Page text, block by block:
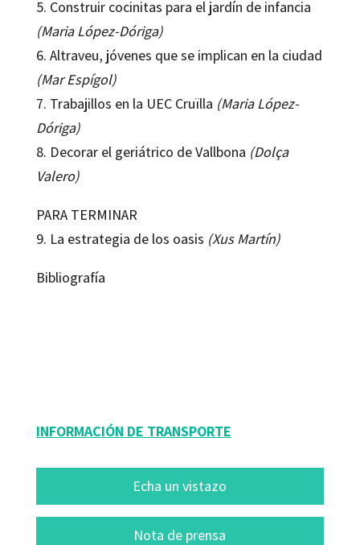
5. Construir cocinitas para el jardín de infancia
(Maria López-Dóriga)
6. Altraveu, jóvenes que se implican en la ciudad
(Mar Espígol)
7. Trabajillos en la UEC Cruïlla (Maria López-
Dóriga)
8. Decorar el geriátrico de Vallbona (Dolça
Valero)
PARA TERMINAR
9. La estrategia de los oasis (Xus Martín)
Bibliografía
INFORMACIÓN DE TRANSPORTE
Echa un vistazo
Nota de prensa